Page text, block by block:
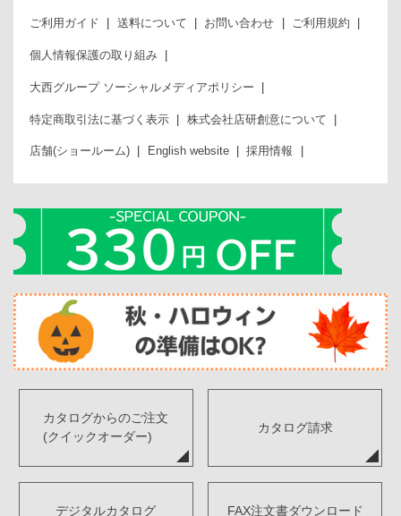
ご利用ガイド 送料について お問い合わせ ご利用規約
個人情報保護の取り組み
大西グループ ソーシャルメディアポリシー
特定商取引法に基づく表示 株式会社店研創意について
店舗(ショールーム) English website 採用情報
カタログからのご注文
(クイックオーダー)
カタログ請求
デジタルカタログ FAX注文書ダウンロード